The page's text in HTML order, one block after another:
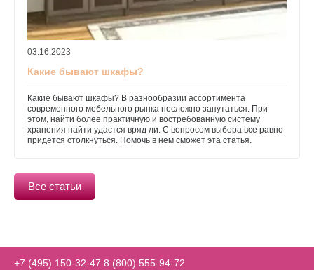
03.16.2023
Какие бывают шкафы?
Какие бывают шкафы? В разнообразии ассортимента
современного мебельного рынка несложно запутаться. При
этом, найти более практичную и востребованную систему
хранения найти удастся вряд ли. С вопросом выбора все равно
придется столкнуться. Помочь в нем сможет эта статья.
Все статьи
+7 (495) 150-32-47 8 (800) 555-94-72